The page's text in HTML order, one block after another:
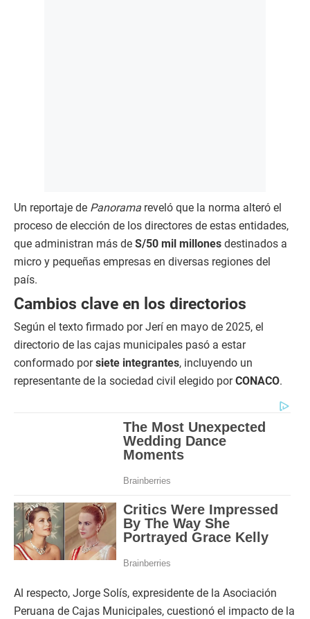
Un reportaje de Panorama reveló que la norma alteró el
proceso de elección de los directores de estas entidades,
que administran más de S/50 mil millones destinados a
micro y pequeñas empresas en diversas regiones del
país.
Cambios clave en los directorios
Según el texto firmado por Jerí en mayo de 2025, el
directorio de las cajas municipales pasó a estar
conformado porsiete integrantes, incluyendo un
representante de la sociedad civil elegido porCONACO.
Al respecto, Jorge Solís, expresidente de la Asociación
Peruana de Cajas Municipales, cuestionó el impacto de la